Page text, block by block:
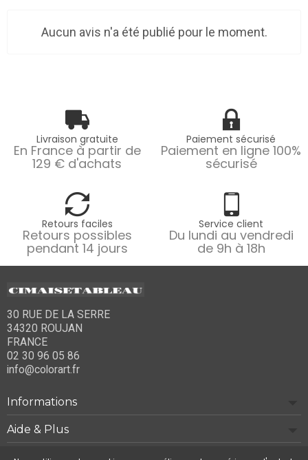
Aucun avis n'a été publié pour le moment.
Livraison gratuite
En France à partir de
129 € d'achats
Paiement sécurisé
Paiement en ligne 100%
sécurisé
Retours faciles
Retours possibles
pendant 14 jours
Service client
Du lundi au vendredi
de 9h à 18h
30 RUE DE LA SERRE
34320 ROUJAN
FRANCE
02 30 96 05 86
info@colorart.fr
Informations
Aide & Plus
Notre société